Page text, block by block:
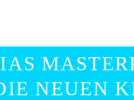
NEUEN